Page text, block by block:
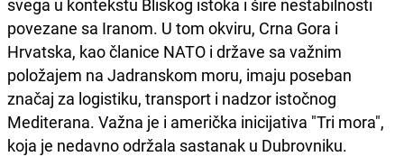
svega u kontekstu Bliskog istoka i šire nestabilnosti
povezane sa Iranom. U tom okviru, Crna Gora i
Hrvatska, kao članice NATO i države sa važnim
položajem na Jadranskom moru, imaju poseban
značaj za logistiku, transport i nadzor istočnog
Mediterana. Važna je i američka inicijativa "Tri mora",
koja je nedavno održala sastanak u Dubrovniku.